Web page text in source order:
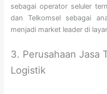
sebagai operator seluler
dan Telkomsel sebagai
menjadi market leader di
3. Perusahaan Jasa
Logistik